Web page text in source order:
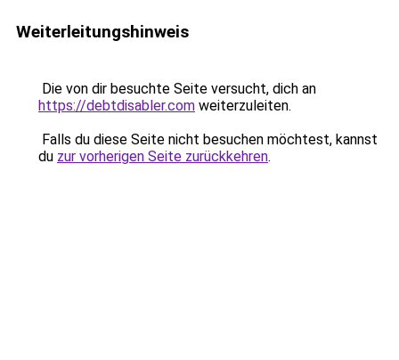
Weiterleitungshinweis
Die von dir besuchte Seite versucht, dich an
https://debtdisabler.com weiterzuleiten.
Falls du diese Seite nicht besuchen möchtest, kannst
du zur vorherigen Seite zurückkehren.